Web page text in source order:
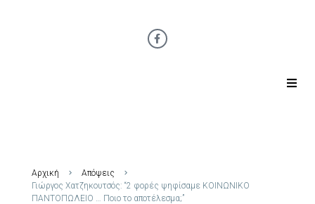
Αρχική
Απόψεις
Γιώργος Χατζηκουτσός: “2 φορές ψηφίσαμε ΚΟΙΝΩΝΙΚΟ
ΠΑΝΤΟΠΩΛΕΙΟ … Ποιο το αποτέλεσμα;”